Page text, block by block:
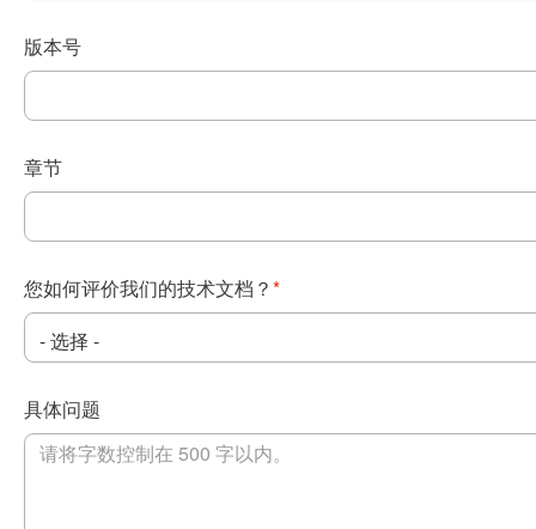
版本号
章节
您如何评价我们的技术文档？ *
具体问题